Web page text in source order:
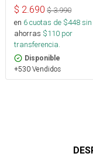
$ 2.690 $3.990
en 6cuotas de $448sin
ahorras $110 por
transferencia.
Disponible
+530 Vendidos